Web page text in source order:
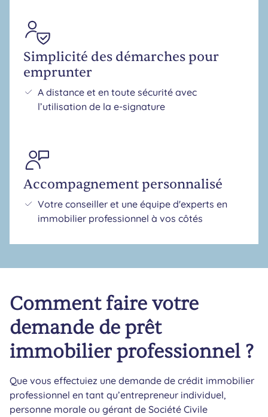
Simplicité des démarches pour
emprunter
A distance et en toute sécurité avec
l’utilisation de la e-signature
Accompagnement personnalisé
Votre conseiller et une équipe d'experts en
immobilier professionnel à vos côtés
Comment faire votre
demande de prêt
immobilier professionnel ?
Que vous effectuiez une demande de crédit immobilier
professionnel en tant qu’entrepreneur individuel,
personne morale ou gérant de Société Civile